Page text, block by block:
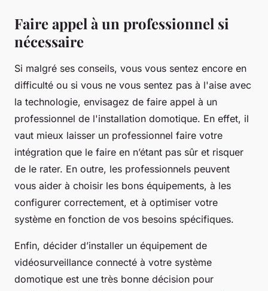
Faire appel à un professionnel si
nécessaire
Si malgré ses conseils, vous vous sentez encore en
difficulté ou si vous ne vous sentez pas à l'aise avec
la technologie, envisagez de faire appel à un
professionnel de l'installation domotique. En effet, il
vaut mieux laisser un professionnel faire votre
intégration que le faire en n’étant pas sûr et risquer
de le rater. En outre, les professionnels peuvent
vous aider à choisir les bons équipements, à les
configurer correctement, et à optimiser votre
système en fonction de vos besoins spécifiques.
Enfin, décider d’installer un équipement de
vidéosurveillance connecté à votre système
domotique est une très bonne décision pour